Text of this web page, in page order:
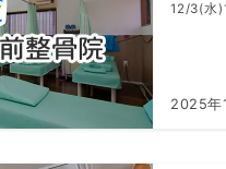
12/3(水
2025年